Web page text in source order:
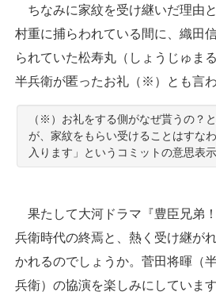
ちなみに家紋を受け継いだ理由
村重に捕らわれている間に、織田
られていた松寿丸（しょうじゅま
半兵衛が匿ったお礼（※）とも言わ
（※）お礼をする側がなぜ貰うの？
が、家紋をもらい受けることはすな
入ります」というコミットの意思表示
果たして大河ドラマ『豊臣兄弟
兵衛時代の終焉と、熱く受け継が
かれるのでしょうか。菅田将暉（
兵衛）の協演を楽しみにしています